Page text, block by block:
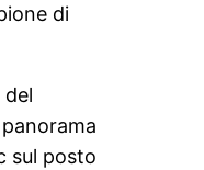
di
del
sul posto